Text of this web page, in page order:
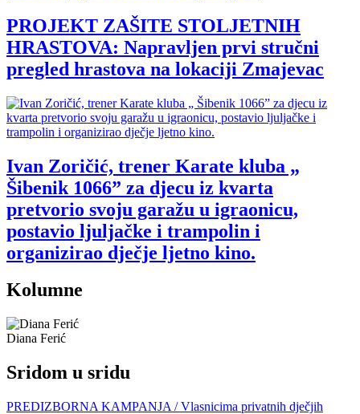
PROJEKT ZAŠITE STOLJETNIH
HRASTOVA: Napravljen prvi stručni
pregled hrastova na lokaciji Zmajevac
Ivan Zoričić, trener Karate kluba „
Šibenik 1066” za djecu iz kvarta
pretvorio svoju garažu u igraonicu,
postavio ljuljačke i trampolin i
organizirao dječje ljetno kino.
Kolumne
Diana Ferić
Sridom u sridu
PREDIZBORNA KAMPANJA / Vlasnicima privatnih dječjih